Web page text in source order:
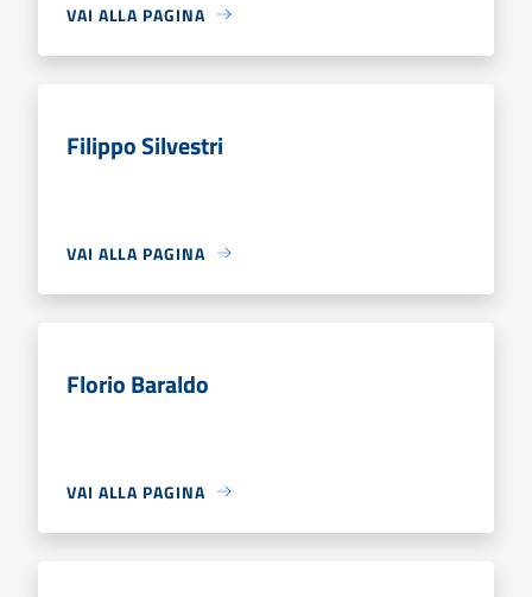
VAI ALLA PAGINA
Filippo Silvestri
VAI ALLA PAGINA
Florio Baraldo
VAI ALLA PAGINA